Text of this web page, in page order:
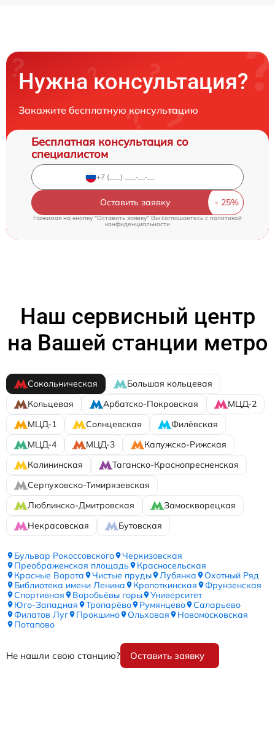
Нужна консультация?
Закажите бесплатную консультацию
Бесплатная консультация со
специалистом
Оставить заявку
Нажимая на кнопку "Оставить заявку" Вы соглашаетесь cполитикой
конфиденциальности
Наш сервисный центр
на Вашей станции метро
Сокольническая
Большая кольцевая
Кольцевая
Арбатско-Покровская
МЦД-2
МЦД-1
Солнцевская
Филёвская
МЦД-4
МЦД-3
Калужско-Рижская
Калининская
Таганско-Краснопресненская
Серпуховско-Тимирязевская
Люблинско-Дмитровская
Замоскворецкая
Некрасовская
Бутовская
Бульвар Рокоссовского
Черкизовская
Преображенская площадь
Красносельская
Красные Ворота
Чистые пруды Лубянка
Охотный Ряд
Библиотека имени Ленина
Кропоткинская
Фрунзенская
Спортивная
Воробьёвы горы
Университет
Юго-Западная
Тропарёво Румянцево
Саларьево
Филатов Луг
Прокшино Ольховая
Новомосковская
Потапово
Не нашли свою станцию? Оставить заявку